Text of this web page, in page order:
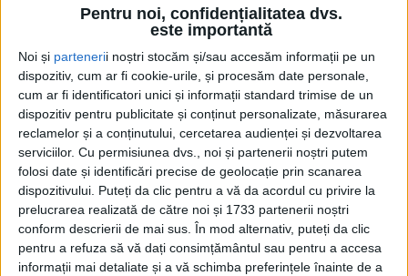
Pentru noi, confidențialitatea dvs.
este importantă
Noi și partenerii noștri stocăm și/sau accesăm informații pe un
dispozitiv, cum ar fi cookie-urile, și procesăm date personale,
cum ar fi identificatori unici și informații standard trimise de un
dispozitiv pentru publicitate și conținut personalizate, măsurarea
reclamelor și a conținutului, cercetarea audienței și dezvoltarea
serviciilor. Cu permisiunea dvs., noi și partenerii noștri putem
folosi date și identificări precise de geolocație prin scanarea
dispozitivului. Puteți da clic pentru a vă da acordul cu privire la
prelucrarea realizată de către noi și 1733 partenerii noștri
conform descrierii de mai sus. În mod alternativ, puteți da clic
pentru a refuza să vă dați consimțământul sau pentru a accesa
informații mai detaliate și a vă schimba preferințele înainte de a
Acasă Etichete Spațiul Schengen
Etichetă: Spațiul Schengen